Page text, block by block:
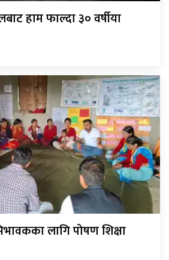
हाम फाल्दा ३० वर्षीया
लागि पोषण शिक्षा